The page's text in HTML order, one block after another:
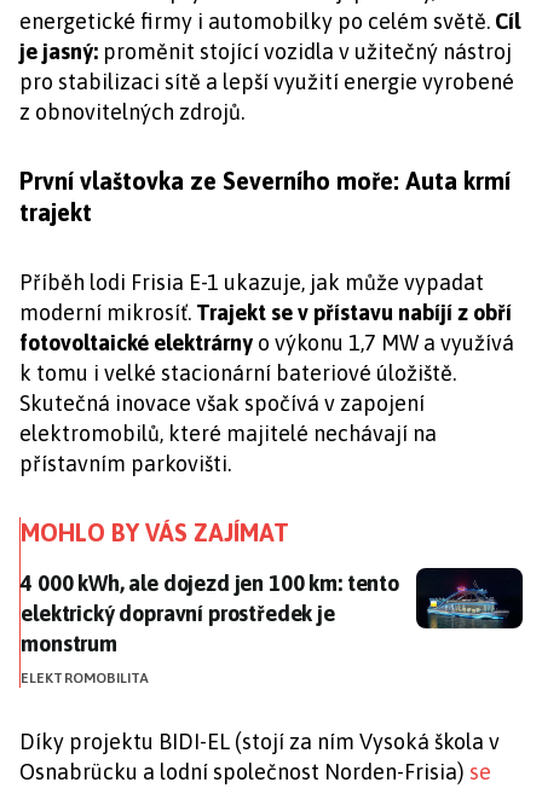
energetické firmy i automobilky po celém světě. Cíl
je jasný: proměnit stojící vozidla v užitečný nástroj
pro stabilizaci sítě a lepší využití energie vyrobené
z obnovitelných zdrojů.
První vlaštovka ze Severního moře: Auta krmí
trajekt
Příběh lodi Frisia E-1 ukazuje, jak může vypadat
moderní mikrosíť. Trajekt se v přístavu nabíjí z obří
fotovoltaické elektrárny o výkonu 1,7 MW a využívá
k tomu i velké stacionární bateriové úložiště.
Skutečná inovace však spočívá v zapojení
elektromobilů, které majitelé nechávají na
přístavním parkovišti.
MOHLO BY VÁS ZAJÍMAT
4 000 kWh, ale dojezd jen 100 km: tento elektrický
4 000 kWh, ale dojezd jen 100 km: tento
elektrický dopravní prostředek je
monstrum
ELEKTROMOBILITA
Díky projektu BIDI-EL (stojí za ním Vysoká škola v
Osnabrücku a lodní společnost Norden-Frisia) se